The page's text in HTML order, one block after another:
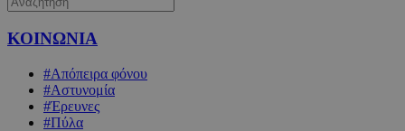
ΚΟΙΝΩΝΙΑ
#Απόπειρα φόνου
#Αστυνομία
#Έρευνες
#Πύλα